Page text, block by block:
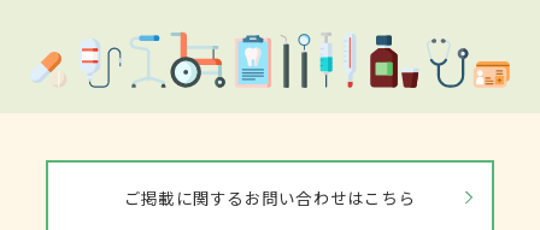
ご掲載に関するお問い合わせはこちら